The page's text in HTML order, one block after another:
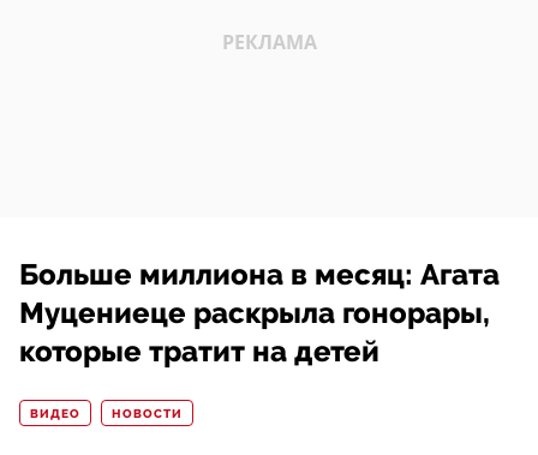
Больше миллиона в месяц: Агата
Муцениеце раскрыла гонорары,
которые тратит на детей
ВИДЕО НОВОСТИ